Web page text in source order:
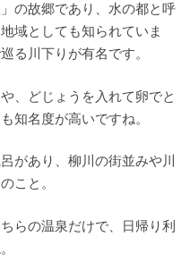
の故郷であり、水の都と呼
域としても知られていま
る川下りが有名です。
、どじょうを入れて卵でと
知名度が高いですね。
があり、柳川の街並みや川
こと。
らの温泉だけで、日帰り利